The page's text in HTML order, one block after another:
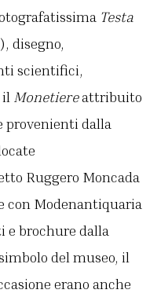
Testa
disegno,
scientifici,
Monetiereattribuito
provenienti dalla
Ruggero Moncada
con Modenantiquaria
e brochure dalla
del museo, il
erano anche